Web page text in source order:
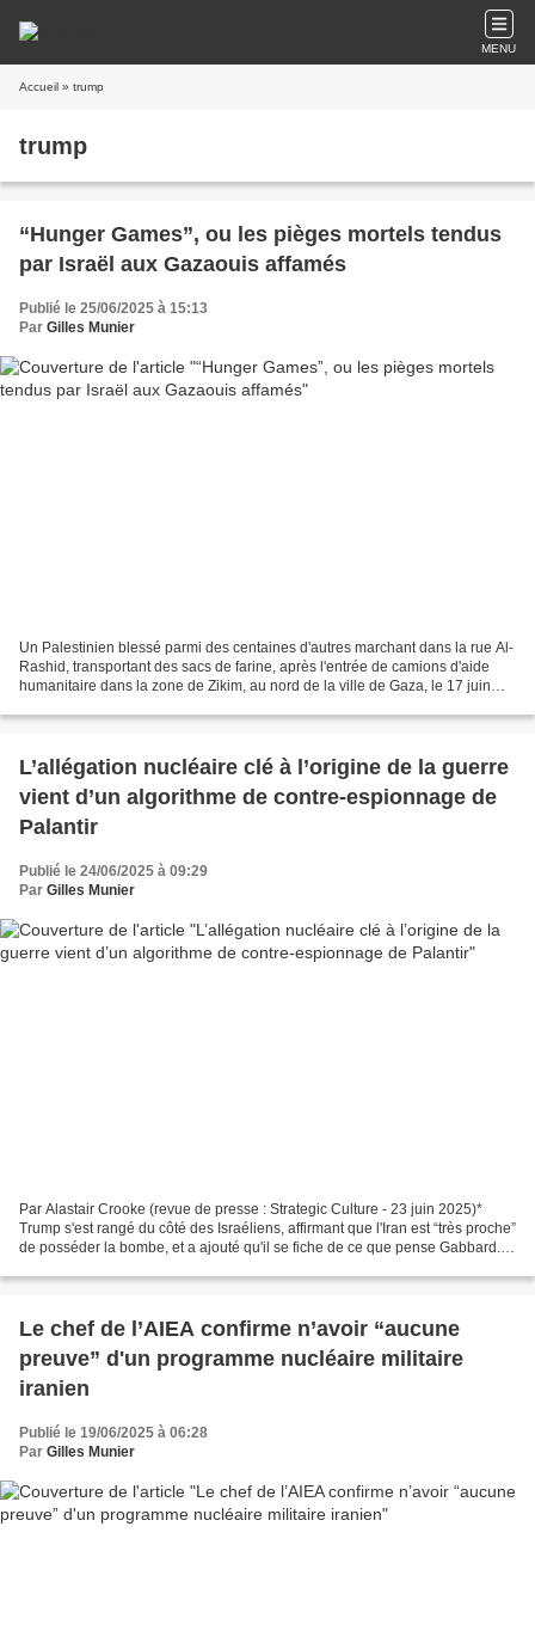
MENU
Accueil » trump
trump
“Hunger Games”, ou les pièges mortels tendus
par Israël aux Gazaouis affamés
Publié le 25/06/2025 à 15:13
Par Gilles Munier
Un Palestinien blessé parmi des centaines d'autres marchant dans la rue Al-
Rashid, transportant des sacs de farine, après l'entrée de camions d'aide
humanitaire dans la zone de Zikim, au nord de la ville de Gaza, le 17 juin
L’allégation nucléaire clé à l’origine de la guerre
vient d’un algorithme de contre-espionnage de
Palantir
Publié le 24/06/2025 à 09:29
Par Gilles Munier
Par Alastair Crooke (revue de presse : Strategic Culture - 23 juin 2025)*
Trump s'est rangé du côté des Israéliens, affirmant que l'Iran est “très proche”
de posséder la bombe, et a ajouté qu'il se fiche de ce que pense Gabbard.
Le chef de l’AIEA confirme n’avoir “aucune
preuve” d'un programme nucléaire militaire
iranien
Publié le 19/06/2025 à 06:28
Par Gilles Munier